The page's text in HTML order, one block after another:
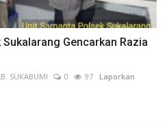
Gencarkan Razia
SUKABUMI 0 97 Laporkan